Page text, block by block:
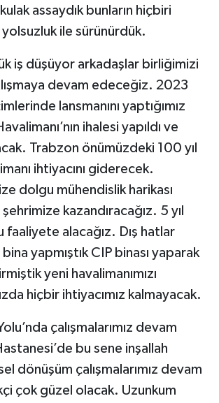
assaydık bunların hiçbiri
ile sürünürdük.
iş düşüyor arkadaşlar birliğimizi
devam edeceğiz. 2023
lansmanını yaptığımız
ihalesi yapıldı ve
Trabzon önümüzdeki 100 yıl
ihtiyacını giderecek.
dolgu mühendislik harikası
şehrimize kazandıracağız. 5 yıl
faaliyete alacağız. Dış hatlar
yapmıştık CIP binası yaparak
yeni havalimanımızı
hiçbir ihtiyacımız kalmayacak.
çalışmalarımız devam
bu sene inşallah
dönüşüm çalışmalarımız devam
çok güzel olacak. Uzunkum